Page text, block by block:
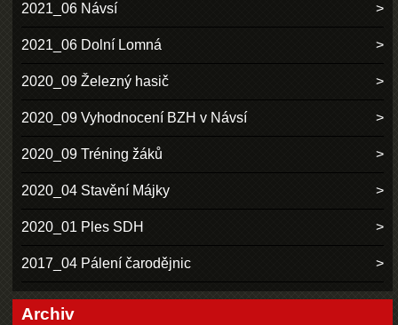
2021_06 Návsí
2021_06 Dolní Lomná
2020_09 Železný hasič
2020_09 Vyhodnocení BZH v Návsí
2020_09 Tréning žáků
2020_04 Stavění Májky
2020_01 Ples SDH
2017_04 Pálení čarodějnic
Archiv